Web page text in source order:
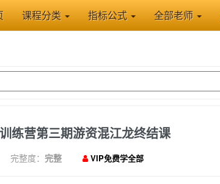
课程分类 指标公式 全部老师
练营第三期游资混江龙终结课
完整度： 完整 VIP免费学全部